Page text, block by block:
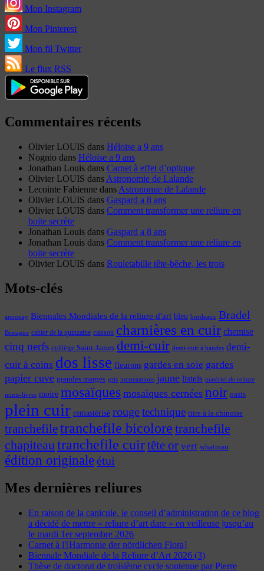
Mon Instagram
Mon Pinterest
Mon fil Twitter
Le flux RSS
Commentaires récents
Olivier LOUIS dans Héloïse a 9 ans
Nognio dans Héloïse a 9 ans
Jonathan Louis dans Carnet à effet d’optique
Olivier LOUIS dans Astronomie de Lalande
Lecointe Fabienne dans Astronomie de Lalande
Olivier LOUIS dans Gaspard a 8 ans
Olivier LOUIS dans Comment transformer une reliure en
boite secrète
Jonathan Louis dans Gaspard a 8 ans
Jonathan Louis dans Comment transformer une reliure en
boite secrète
Olivier LOUIS dans Rouletabille tête-bêche, les trois
Mots-clés
annonay Biennales Mondiales de la reliure d'art bleu bordeaux Bradel
Bretagne cahier de la quinzaine caisson charnières en cuir chemise
cinq nerfs collège Saint-James demi-cuir demi-cuir à bandes demi-
cuir à coins dos lisse fleurons gardes en soie gardes
papier cuve grandes marges gris incrustations jaune listels matériel de reliure
minis-livres moire mosaïques mosaïques cernées noir oasis
plein cuir remastérisé rougetechnique titre à la chinoise
tranchefiletranchefile bicolore tranchefile
chapiteautranchefile cuirtête or vert whatman
édition originaleétui
Mes dernières reliures
En raison de la canicule, le conseil d’administration de ce blog
a décidé de mettre « reliure d’art dare » en veilleuse jusqu’au
le mardi 1er septembre 2026
Carnet à l'[Harmonie der nördlichen Flora]
Biennale Mondiale de la Reliure d’Art 2026 (3)
Thèse de doctorat de troisième cycle soutenue par Pierre